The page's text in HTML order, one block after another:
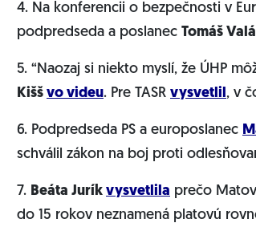
4. Na konferencii o bezpečnosti v
podpredseda a poslanec Tomáš
5. “Naozaj si niekto myslí, že ÚHP
Kišš vo videu. Pre TASR vysvetlil, v
6. Podpredseda PS a europoslanec
schválil zákon na boj proti
7. Beáta Jurík vysvetlila prečo
do 15 rokov neznamená platovú